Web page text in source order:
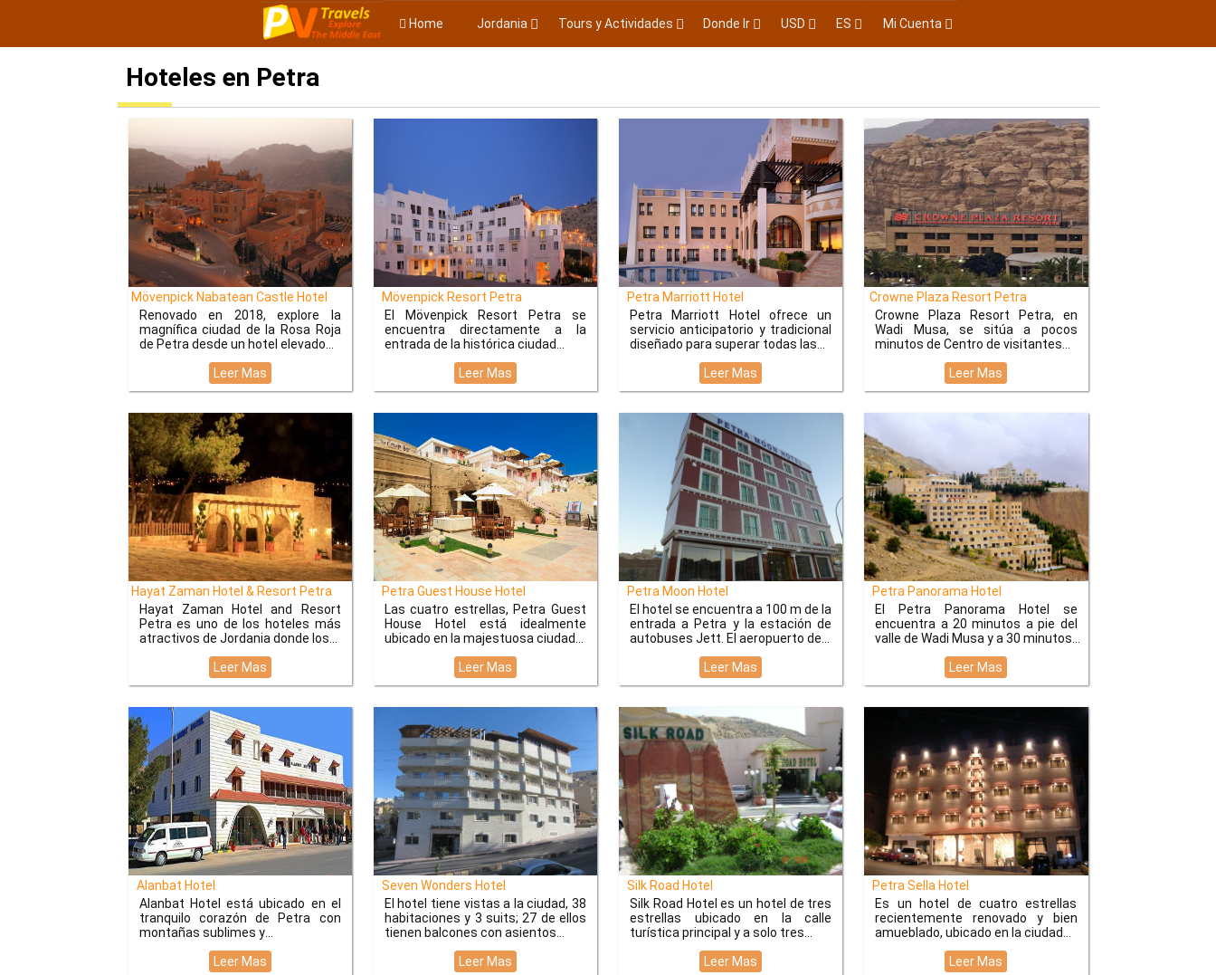
Home Jordania Tours y Actividades Donde Ir USD ES Mi Cuenta
Hoteles en Petra
Mövenpick Nabatean Castle Hotel
Renovado en 2018, explore la
magnífica ciudad de la Rosa Roja
de Petra desde un hotel elevado
Leer Mas
Mövenpick Resort Petra
El Mövenpick Resort Petra se
encuentra directamente a la
entrada de la histórica ciudad
Leer Mas
Petra Marriott Hotel
Petra Marriott Hotel ofrece un
servicio anticipatorio y tradicional
diseñado para superar todas las...
Leer Mas
Crowne Plaza Resort Petra
Crowne Plaza Resort Petra, en
Wadi Musa, se sitúa a pocos
minutos de Centro de visitantes
Leer Mas
Hayat Zaman Hotel & Resort Petra
Hayat Zaman Hotel and Resort
Petra es uno de los hoteles más
atractivos de Jordania donde los
Leer Mas
Petra Guest House Hotel
Las cuatro estrellas, Petra Guest
House Hotel está idealmente
ubicado en la majestuosa ciudad
Leer Mas
Petra Moon Hotel
El hotel se encuentra a 100 m de la
entrada a Petra y la estación de
autobuses Jett. El aeropuerto de
Leer Mas
Petra Panorama Hotel
El Petra Panorama Hotel se
encuentra a 20 minutos a pie del
valle de Wadi Musa y a 30 minutos
Leer Mas
Alanbat Hotel
Alanbat Hotel está ubicado en el
tranquilo corazón de Petra con
montañas sublimes y
Leer Mas
Seven Wonders Hotel
El hotel tiene vistas a la ciudad, 38
habitaciones y 3 suits; 27 de ellos
tienen balcones con asientos...
Leer Mas
Silk Road Hotel
Silk Road Hotel es un hotel de tres
estrellas ubicado en la calle
turística principal y a solo tres
Leer Mas
Petra Sella Hotel
Es un hotel de cuatro estrellas
recientemente renovado y bien
amueblado, ubicado en la ciudad
Leer Mas